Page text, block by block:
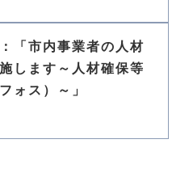
「市内事業者の人材
します～人材確保等
ォス）～」